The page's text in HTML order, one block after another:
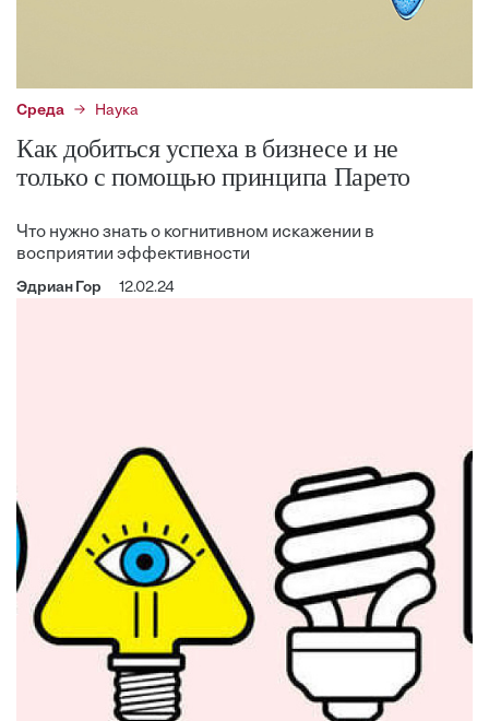
Среда Наука
Как добиться успеха в бизнесе и не
только с помощью принципа Парето
Что нужно знать о когнитивном искажении в
восприятии эффективности
Эдриан Гор 12.02.24